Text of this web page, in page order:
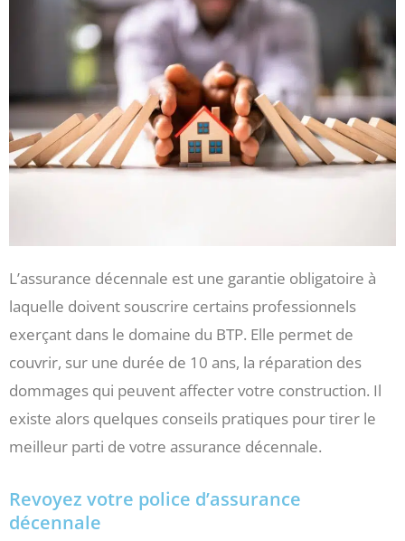
L’assurance décennale est une garantie obligatoire à
laquelle doivent souscrire certains professionnels
exerçant dans le domaine du BTP. Elle permet de
couvrir, sur une durée de 10 ans, la réparation des
dommages qui peuvent affecter votre construction. Il
existe alors quelques conseils pratiques pour tirer le
meilleur parti de votre assurance décennale.
Revoyez votre police d’assurance
décennale